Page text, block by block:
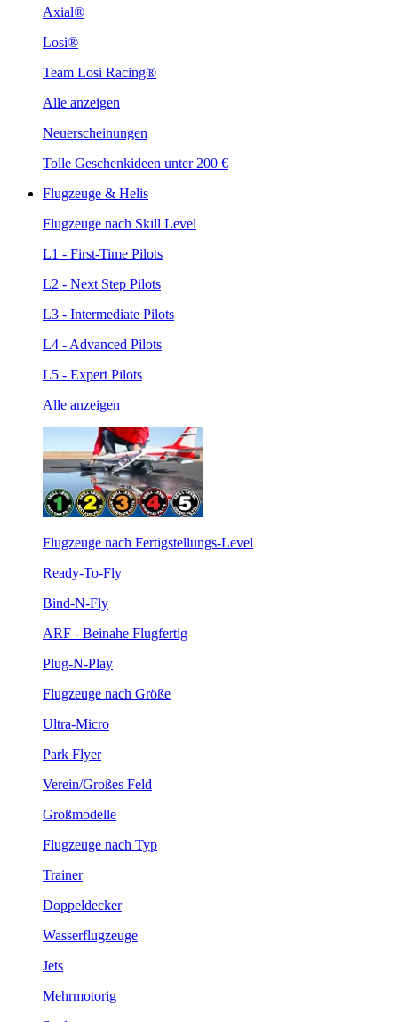
Axial®
Losi®
Team Losi Racing®
Alle anzeigen
Neuerscheinungen
Tolle Geschenkideen unter 200 €
Flugzeuge & Helis
Flugzeuge nach Skill Level
L1 - First-Time Pilots
L2 - Next Step Pilots
L3 - Intermediate Pilots
L4 - Advanced Pilots
L5 - Expert Pilots
Alle anzeigen
Flugzeuge nach Fertigstellungs-Level
Ready-To-Fly
Bind-N-Fly
ARF - Beinahe Flugfertig
Plug-N-Play
Flugzeuge nach Größe
Ultra-Micro
Park Flyer
Verein/Großes Feld
Großmodelle
Flugzeuge nach Typ
Trainer
Doppeldecker
Wasserflugzeuge
Jets
Mehrmotorig